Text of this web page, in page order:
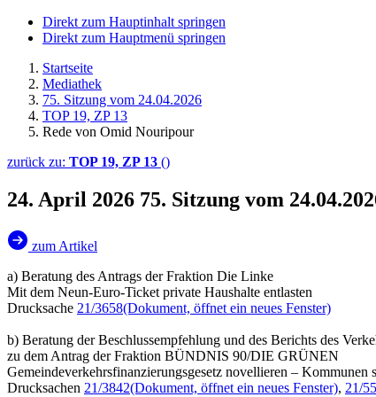
Direkt zum Hauptinhalt springen
Direkt zum Hauptmenü springen
Startseite
Mediathek
75. Sitzung vom 24.04.2026
TOP 19, ZP 13
Rede von Omid Nouripour
zurück zu: TOP 19, ZP 13 ()
24. April 2026 75. Sitzung vom
zum Artikel
a) Beratung des Antrags der Fraktion Die Linke
Mit dem Neun-Euro-Ticket private Haushalte entlasten
Drucksache 21/3658(Dokument, öffnet ein neues Fenster)
b) Beratung der Beschlussempfehlung und des Berichts des
zu dem Antrag der Fraktion BÜNDNIS 90/DIE GRÜNEN
Gemeindeverkehrsfinanzierungsgesetz novellieren –
Drucksachen 21/3842(Dokument, öffnet ein neues Fenster), 21/